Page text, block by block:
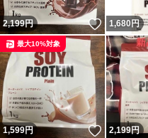
2,199円 いいね！
1,680 円
1,599円 いいね！
最大10%対象
2,199円